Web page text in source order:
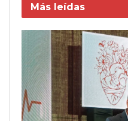
Más leídas